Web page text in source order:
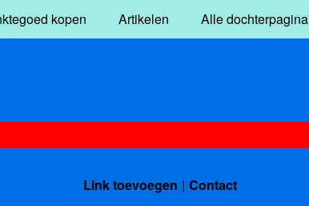
kopen Artikelen Alle
Link toevoegen Contact